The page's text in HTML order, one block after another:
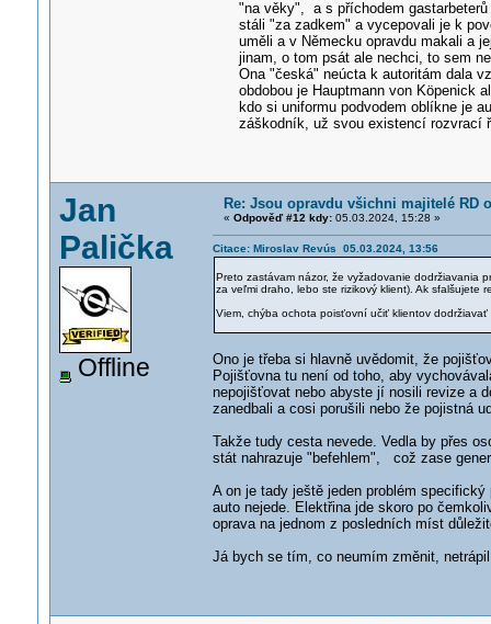
"na věky", a s příchodem
stáli "za zadkem" a vycepovali je k
uměli a v Německu opravdu makali a
jinam, o tom psát ale nechci, to sem
Ona "česká" neúcta k autoritám dala
obdobou je Hauptmann von Köpenick
kdo si uniformu podvodem oblíkne je
záškodník, už svou existencí rozvrací
Jan
Palička
Offline
Re: Jsou opravdu všichni majitelé RD
« Odpověď #12 kdy:05.03.2024, 15:28 »
Citace: Miroslav Revús 05.03.2024, 13:56
Preto zastávam názor, že vyžadovanie dodržiavania
za veľmi draho, lebo ste rizikový klient). Ak
Viem, chýba ochota poisťovní učiť klientov dodržiavať
Ono je třeba si hlavně uvědomit, že
Pojišťovna tu není od toho, aby
nepojišťovat nebo abyste jí nosili revize a
zanedbali a cosi porušili nebo že pojistná
Takže tudy cesta nevede. Vedla by přes
stát nahrazuje "befehlem", což zase
A on je tady ještě jeden problém
auto nejede. Elektřina jde skoro po
oprava na jednom z posledních míst
Já bych se tím, co neumím změnit,